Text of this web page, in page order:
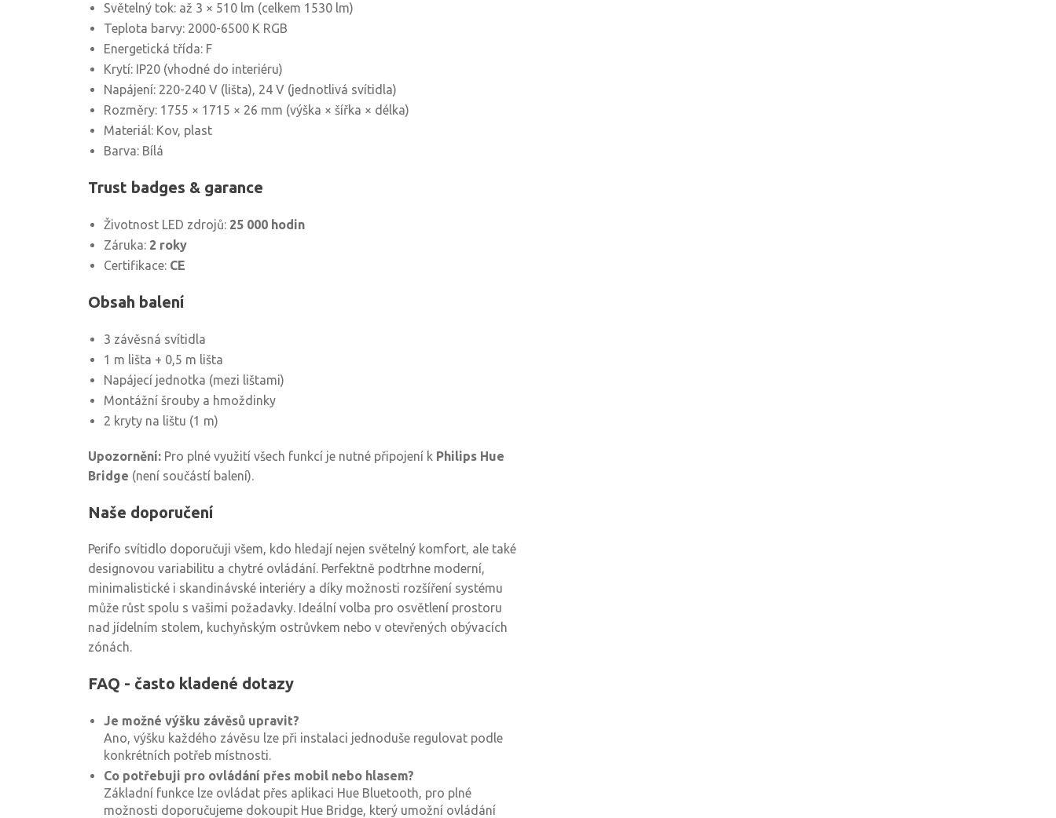
Světelný tok: až 3 × 510 lm (celkem 1530 lm)
Teplota barvy: 2000-6500 K RGB
Energetická třída: F
Krytí: IP20 (vhodné do interiéru)
Napájení: 220-240 V (lišta), 24 V (jednotlivá svítidla)
Rozměry: 1755 × 1715 × 26 mm (výška × šířka × délka)
Materiál: Kov, plast
Barva: Bílá
Trust badges & garance
Životnost LED zdrojů: 25 000 hodin
Záruka: 2 roky
Certifikace: CE
Obsah balení
3 závěsná svítidla
1 m lišta + 0,5 m lišta
Napájecí jednotka (mezi lištami)
Montážní šrouby a hmoždinky
2 kryty na lištu (1 m)
Upozornění: Pro plné využití všech funkcí je nutné připojení k Philips Hue
Bridge (není součástí balení).
Naše doporučení
Perifo svítidlo doporučuji všem, kdo hledají nejen světelný komfort, ale také
designovou variabilitu a chytré ovládání. Perfektně podtrhne moderní,
minimalistické i skandinávské interiéry a díky možnosti rozšíření systému
může růst spolu s vašimi požadavky. Ideální volba pro osvětlení prostoru
nad jídelním stolem, kuchyňským ostrůvkem nebo v otevřených obývacích
zónách.
FAQ - často kladené dotazy
Je možné výšku závěsů upravit?
Ano, výšku každého závěsu lze při instalaci jednoduše regulovat podle
konkrétních potřeb místnosti.
Co potřebuji pro ovládání přes mobil nebo hlasem?
Základní funkce lze ovládat přes aplikaci Hue Bluetooth, pro plné
možnosti doporučujeme dokoupit Hue Bridge, který umožní ovládání